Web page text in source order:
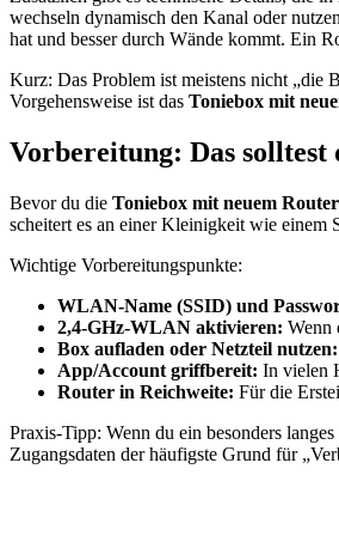
wechseln dynamisch den Kanal oder
hat und besser durch Wände kommt. Ein
Kurz: Das Problem ist meistens nicht „die
Vorgehensweise ist das Toniebox mit
Vorbereitung: Das
Bevor du die Toniebox mit neuem
scheitert es an einer Kleinigkeit wie einem
Wichtige Vorbereitungspunkte:
WLAN-Name (SSID) und
2,4-GHz-WLAN aktivieren: Wenn
Box aufladen oder Netzteil nutzen:
App/Account griffbereit: In vielen
Router in Reichweite: Für die
Praxis-Tipp: Wenn du ein besonders
Zugangsdaten der häufigste Grund für